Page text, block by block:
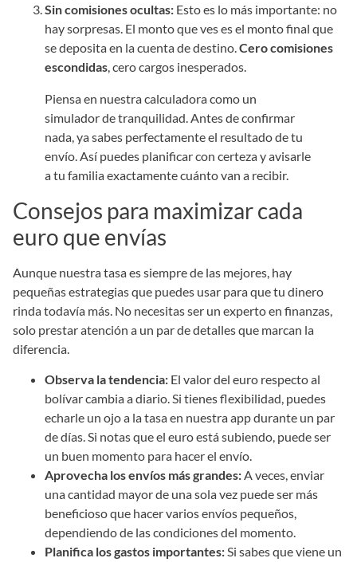
Sin comisiones ocultas: Esto es lo más importante: no
hay sorpresas. El monto que ves es el monto final que
se deposita en la cuenta de destino. Cero comisiones
escondidas , cero cargos inesperados.
Piensa en nuestra calculadora como un
simulador de tranquilidad. Antes de confirmar
nada, ya sabes perfectamente el resultado de tu
envío. Así puedes planificar con certeza y avisarle
a tu familia exactamente cuánto van a recibir.
Consejos para maximizar cada
euro que envías
Aunque nuestra tasa es siempre de las mejores, hay
pequeñas estrategias que puedes usar para que tu dinero
rinda todavía más. No necesitas ser un experto en finanzas,
solo prestar atención a un par de detalles que marcan la
diferencia.
Observa la tendencia: El valor del euro respecto al
bolívar cambia a diario. Si tienes flexibilidad, puedes
echarle un ojo a la tasa en nuestra app durante un par
de días. Si notas que el euro está subiendo, puede ser
un buen momento para hacer el envío.
Aprovecha los envíos más grandes:A veces, enviar
una cantidad mayor de una sola vez puede ser más
beneficioso que hacer varios envíos pequeños,
dependiendo de las condiciones del momento.
Planifica los gastos importantes:Si sabes que viene un